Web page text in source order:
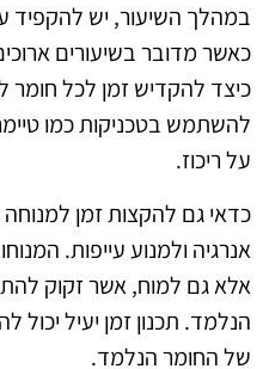
במהלך השיעור, יש להקפיד
כאשר מדובר בשיעורים
כיצד להקדיש זמן לכל חומר
להשתמש בטכניקות כמו
על ריכוז.
כדאי גם להקצות זמן
אנרגיה ולמנוע עייפות.
אלא גם למוח, אשר זקוק
הנלמד. תכנון זמן יעיל יכול
של החומר הנלמד.